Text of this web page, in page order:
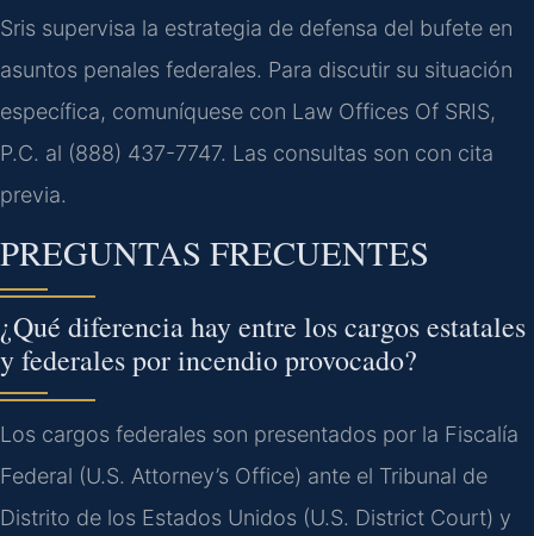
Sris supervisa la estrategia de defensa del bufete en
asuntos penales federales. Para discutir su situación
específica, comuníquese con Law Offices Of SRIS,
P.C. al (888) 437-7747. Las consultas son con cita
previa.
PREGUNTAS FRECUENTES
¿Qué diferencia hay entre los cargos estatales
y federales por incendio provocado?
Los cargos federales son presentados por la Fiscalía
Federal (U.S. Attorney’s Office) ante el Tribunal de
Distrito de los Estados Unidos (U.S. District Court) y